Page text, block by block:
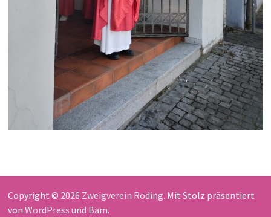
Copyright © 2026 Zweigverein Roding. Mit Stolz präsentiert
vonWordPress und Bam.